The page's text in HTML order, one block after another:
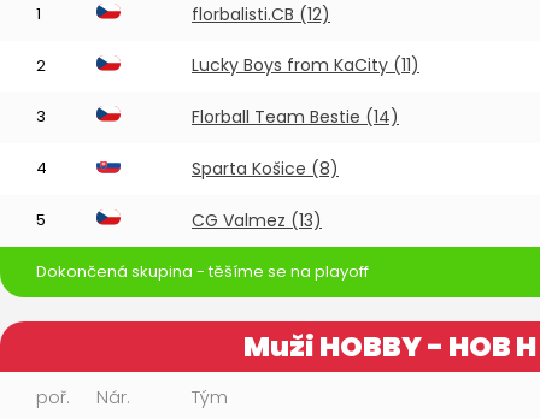
1 florbalisti.CB (12)
2 Lucky Boys from KaCity (11)
3 Florball Team Bestie (14)
4 Sparta Košice (8)
5 CG Valmez (13)
Dokončená skupina - těšíme se na playoff
Muži HOBBY - HOB H
poř. Nár. Tým